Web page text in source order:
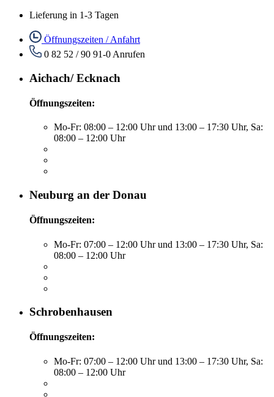
Lieferung in 1-3 Tagen
Öffnungszeiten / Anfahrt
0 82 52 / 90 91-0 Anrufen
Aichach/ Ecknach
Öffnungszeiten:
Mo-Fr: 08:00 – 12:00 Uhr und 13:00 – 17:30 Uhr, Sa:
08:00 – 12:00 Uhr
Neuburg an der Donau
Öffnungszeiten:
Mo-Fr: 07:00 – 12:00 Uhr und 13:00 – 17:30 Uhr, Sa:
08:00 – 12:00 Uhr
Schrobenhausen
Öffnungszeiten:
Mo-Fr: 07:00 – 12:00 Uhr und 13:00 – 17:30 Uhr, Sa:
08:00 – 12:00 Uhr